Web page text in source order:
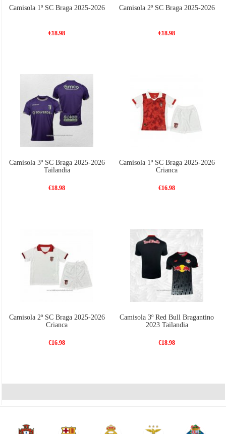
Camisola 1º SC Braga 2025-2026
€18.98
Camisola 2º SC Braga 2025-2026
€18.98
Camisola 3º SC Braga 2025-2026
Tailandia
€18.98
Camisola 1º SC Braga 2025-2026
Crianca
€16.98
Camisola 2º SC Braga 2025-2026
Crianca
€16.98
Camisola 3º Red Bull Bragantino
2023 Tailandia
€18.98